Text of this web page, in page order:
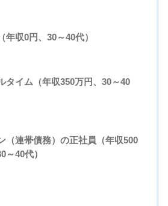
年収0円、30～40代）
タイム（年収350万円、30～40
（連帯債務）の正社員（年収500
～40代）